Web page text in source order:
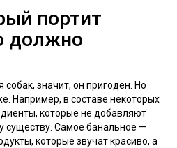
портит
должно
значит, он пригоден. Но
Например, в составе некоторых
которые не добавляют
существу. Самое банальное —
которые звучат красиво, а